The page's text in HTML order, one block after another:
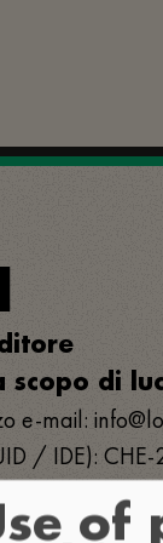
scopo di
e-mail:
/ IDE): CHE-
of